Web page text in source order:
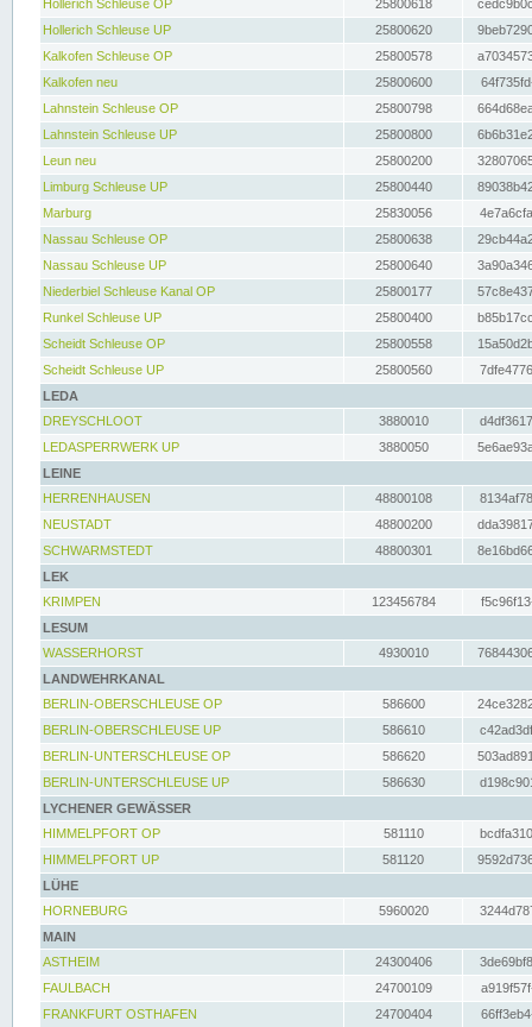
Hollerich Schleuse OP
25800618
Hollerich Schleuse UP
25800620
Kalkofen Schleuse OP
25800578
Kalkofen neu
25800600
Lahnstein Schleuse OP
25800798
Lahnstein Schleuse UP
25800800
Leun neu
25800200
Limburg Schleuse UP
25800440
Marburg
25830056
Nassau Schleuse OP
25800638
Nassau Schleuse UP
25800640
Niederbiel Schleuse Kanal OP
25800177
Runkel Schleuse UP
25800400
Scheidt Schleuse OP
25800558
Scheidt Schleuse UP
25800560
LEDA
DREYSCHLOOT
3880010
LEDASPERRWERK UP
3880050
LEINE
HERRENHAUSEN
48800108
NEUSTADT
48800200
SCHWARMSTEDT
48800301
LEK
KRIMPEN
123456784
LESUM
WASSERHORST
4930010
LANDWEHRKANAL
BERLIN-OBERSCHLEUSE OP
586600
BERLIN-OBERSCHLEUSE UP
586610
BERLIN-UNTERSCHLEUSE OP
586620
BERLIN-UNTERSCHLEUSE UP
586630
LYCHENER GEWÄSSER
HIMMELPFORT OP
581110
HIMMELPFORT UP
581120
LÜHE
HORNEBURG
5960020
MAIN
ASTHEIM
24300406
FAULBACH
24700109
FRANKFURT OSTHAFEN
24700404